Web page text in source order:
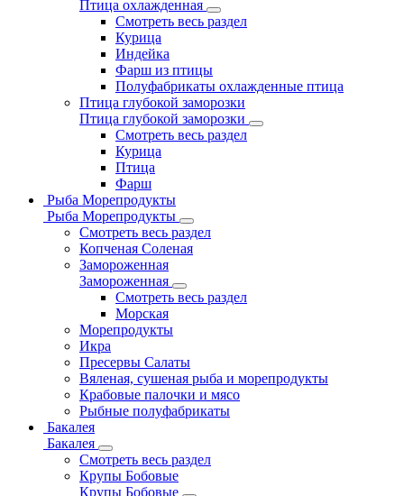
Птица охлажденная
Смотреть весь раздел
Курица
Индейка
Фарш из птицы
Полуфабрикаты охлажденные птица
Птица глубокой заморозки
Птица глубокой заморозки
Смотреть весь раздел
Курица
Птица
Фарш
Рыба Морепродукты
Рыба Морепродукты
Смотреть весь раздел
Копченая Соленая
Замороженная
Замороженная
Смотреть весь раздел
Морская
Морепродукты
Икра
Пресервы Салаты
Вяленая, сушеная рыба и морепродукты
Крабовые палочки и мясо
Рыбные полуфабрикаты
Бакалея
Бакалея
Смотреть весь раздел
Крупы Бобовые
Крупы Бобовые